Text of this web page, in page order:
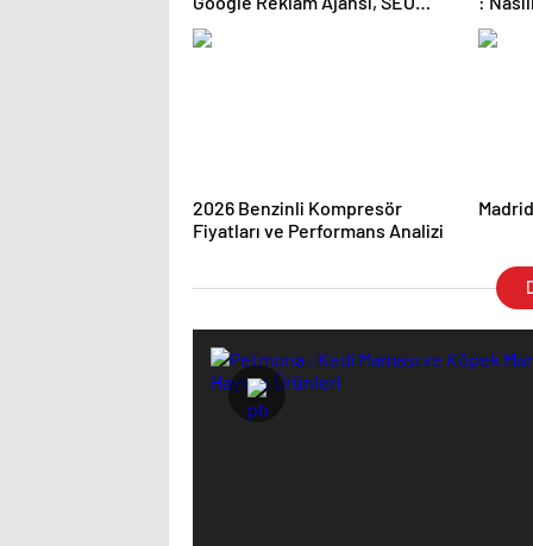
Ajansı ve Web Tasarım Ajansı
2026 Benzinli Kompresör
Fiyatları ve Performans Analizi